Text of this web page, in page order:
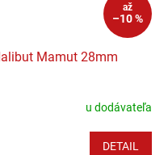
až
–10 %
Mamut 28mm
u dodávateľa
DETAIL